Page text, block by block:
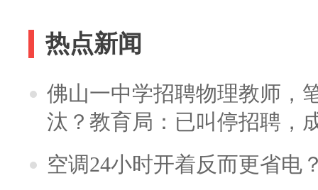
热点新闻
佛山一中学招聘物理教师，
汰？教育局：已叫停招聘，
空调24小时开着反而更省电